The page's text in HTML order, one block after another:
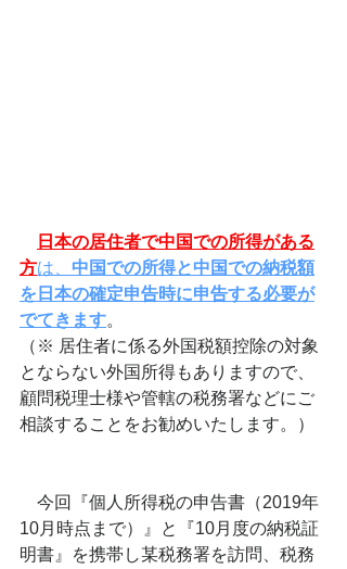
日本の居住者で中国での所得がある
方は、 中国での所得と中国での納税額
を日本の確定申告時に申告する必要が
でてきます。
（※ 居住者に係る外国税額控除の対象
とならない外国所得もありますので、
顧問税理士様や管轄の税務署などにご
相談することをお勧めいたします。）
今回『個人所得税の申告書（2019年
10月時点まで）』と『10月度の納税証
明書』を携帯し某税務署を訪問、税務